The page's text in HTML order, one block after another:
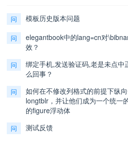
问 模板历史版本问题
问
elegantbook中的lang=cn对
效？
问
绑定手机,发送验证码,老是未点中
么回事？
问
如何在不修改列格式的前提下纵
longtblr，并让他们成为一个统一
的figure浮动体
问 测试反馈